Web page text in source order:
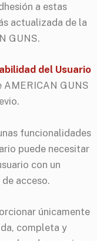
a estas
actualizada de la
GUNS.
del Usuario
AMERICAN GUNS
funcionalidades
puede necesitar
con un
acceso.
únicamente
completa y